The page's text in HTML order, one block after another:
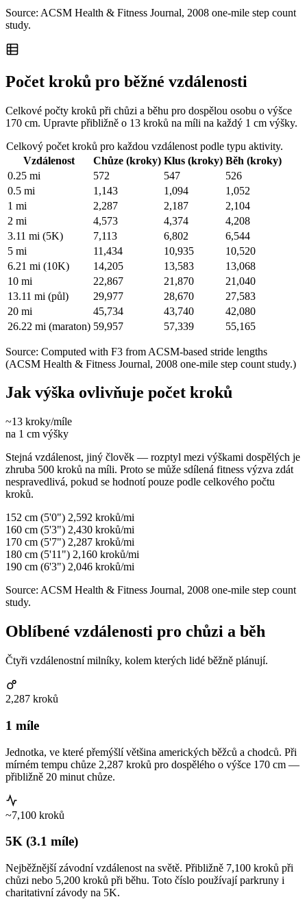
Source: ACSM Health & Fitness Journal, 2008 one-mile step count
study.
Počet kroků pro běžné vzdálenosti
Celkové počty kroků při chůzi a běhu pro dospělou osobu o výšce
170 cm. Upravte přibližně o 13 kroků na míli na každý 1 cm výšky.
Celkový počet kroků pro každou vzdálenost podle typu aktivity.
Vzdálenost
Chůze (kroky) Klus (kroky) Běh (kroky)
0.25 mi
572 547
526
0.5 mi
1,143 1,094
1,052
1 mi
2,287 2,187
2,104
2 mi
4,573 4,374
4,208
3.11 mi (5K)
7,113 6,802
6,544
5 mi
11,434 10,935
10,520
6.21 mi (10K)
14,205 13,583
13,068
10 mi
22,867 21,870
21,040
13.11 mi (půl)
29,977 28,670
27,583
20 mi
45,734 43,740
42,080
26.22 mi (maraton) 59,957 57,339 55,165
Source: Computed with F3 from ACSM-based stride lengths
(ACSM Health & Fitness Journal, 2008 one-mile step count study.)
Jak výška ovlivňuje počet kroků
~13 kroky/míle
na 1 cm výšky
Stejná vzdálenost, jiný člověk — rozptyl mezi výškami dospělých je
zhruba 500 kroků na míli. Proto se může sdílená fitness výzva zdát
nespravedlivá, pokud se hodnotí pouze podle celkového počtu
kroků.
152 cm (5'0") 2,592 kroků/mi
160 cm (5'3") 2,430 kroků/mi
170 cm (5'7") 2,287 kroků/mi
180 cm (5'11") 2,160 kroků/mi
190 cm (6'3") 2,046 kroků/mi
Source: ACSM Health & Fitness Journal, 2008 one-mile step count
study.
Oblíbené vzdálenosti pro chůzi a běh
Čtyři vzdálenostní milníky, kolem kterých lidé běžně plánují.
2,287 kroků
1 míle
Jednotka, ve které přemýšlí většina amerických běžců a chodců. Při
mírném tempu chůze 2,287 kroků pro dospělého o výšce 170 cm —
přibližně 20 minut chůze.
~7,100 kroků
5K (3.1 míle)
Nejběžnější závodní vzdálenost na světě. Přibližně 7,100 kroků při
chůzi nebo 5,200 kroků při běhu. Toto číslo používají parkruny i
charitativní závody na 5K.